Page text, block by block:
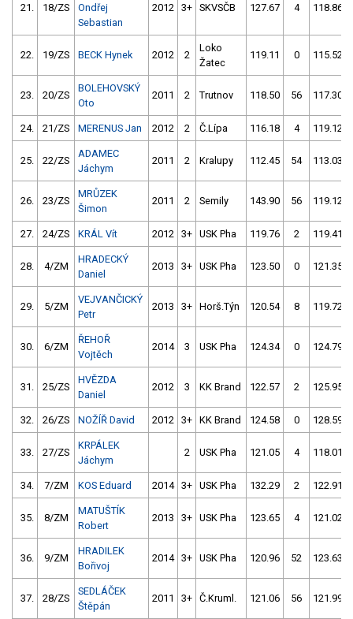
21. 18/ZS
Ondřej
Sebastian
2012 3+ SKVSČB 127.67 4 118.86
22. 19/ZS BECK Hynek 2012 2
Loko
Žatec
119.11 0 115.52
23. 20/ZS
BOLEHOVSKÝ
Oto
2011 2 Trutnov 118.50 56 117.30
24. 21/ZS MERENUS Jan 2012 2 Č.Lípa 116.18 4 119.12
25. 22/ZS
ADAMEC
Jáchym
2011 2 Kralupy 112.45 54 113.03
26. 23/ZS
MRŮZEK
Šimon
2011 2 Semily 143.90 56 119.12
27. 24/ZS KRÁL Vít 2012 3+ USK Pha 119.76 2 119.41
28. 4/ZM
HRADECKÝ
Daniel
2013 3+ USK Pha 123.50 0 121.35
29. 5/ZM
VEJVANČICKÝ
Petr
2013 3+ Horš.Týn 120.54 8 119.72
30. 6/ZM
ŘEHOŘ
Vojtěch
2014 3 USK Pha 124.34 0 124.79
31. 25/ZS
HVĚZDA
Daniel
2012 3 KK Brand 122.57 2 125.95
32. 26/ZS NOŽÍŘ David 2012 3+ KK Brand 124.58 0 128.59
33. 27/ZS
KRPÁLEK
Jáchym
2 USK Pha 121.05 4 118.01
34. 7/ZM KOS Eduard 2014 3+ USK Pha 132.29 2 122.91
35. 8/ZM
MATUŠTÍK
Robert
2013 3+ USK Pha 123.65 4 121.02
36. 9/ZM
HRADILEK
Bořivoj
2014 3+ USK Pha 120.96 52 123.63
37. 28/ZS
SEDLÁČEK
Štěpán
2011 3+ Č.Kruml. 121.06 56 121.99